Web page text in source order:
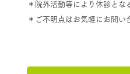
＊院外活動等により休診とな
＊ご不明点はお気軽にお問い